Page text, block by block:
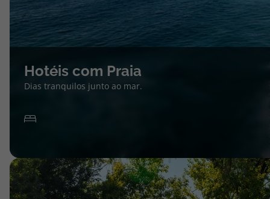
Hotéis com Praia
Dias tranquilos junto ao mar.